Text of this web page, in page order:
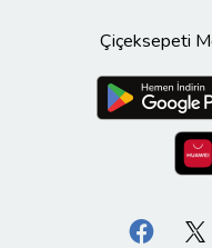
Çiçeksepeti